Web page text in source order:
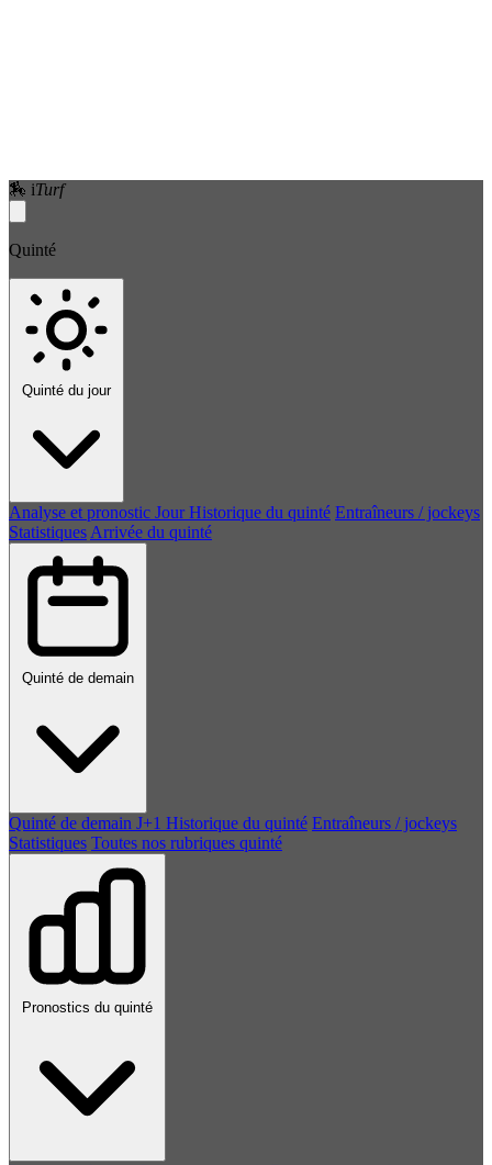
🏇 iTurf
Quinté
Quinté du jour
Analyse et pronostic Jour Historique du quinté Entraîneurs / jockeys
Statistiques Arrivée du quinté
Quinté de demain
Quinté de demain J+1 Historique du quinté Entraîneurs / jockeys
Statistiques Toutes nos rubriques quinté
Pronostics du quinté